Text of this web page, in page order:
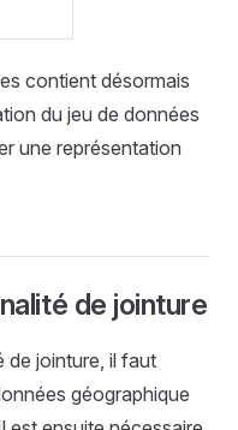
contient désormais
du jeu de données
une représentation
de jointure
de jointure, il faut
géographique